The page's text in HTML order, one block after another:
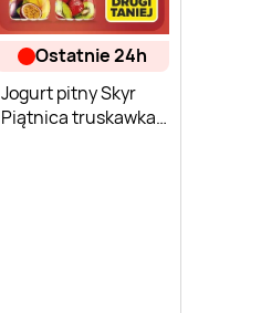
ostatnie 24h
Jogurt pitny Skyr
Piątnica truskawka